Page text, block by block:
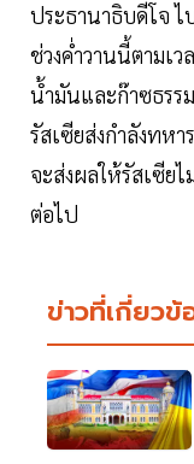
ประธานาธิบดีโจ
ช่วงค่ำวานนี้ตามเว
น้ำมันและก๊าซธรร
รัสเซียส่งกำลังทหา
จะส่งผลให้รัสเซีย
ต่อไป
ข่าวที่เกี่ยวข้